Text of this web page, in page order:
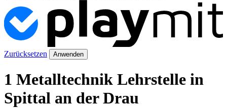
Zurücksetzen Anwenden
1 Metalltechnik Lehrstelle in
Spittal an der Drau